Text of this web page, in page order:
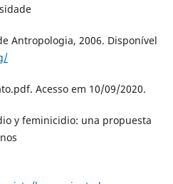
Antropologia, 2006. Disponível
Acesso em 10/09/2020.
y feminicidio: una propuesta